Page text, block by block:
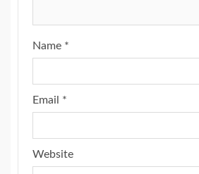
Name *
Email *
Website